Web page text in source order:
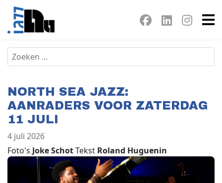
NORTH SEA JAZZ:
AANRADERS VOOR ZATERDAG
11 JULI
4 juli 2026
Foto's Joke SchotTekst Roland Huguenin